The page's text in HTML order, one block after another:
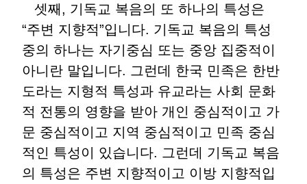
셋째, 기독교 복음의 또 하나의 특성은
“주변 지향적”입니다. 기독교 복음의 특성
중의 하나는 자기중심 또는 중앙 집중적이
아니란 말입니다. 그런데 한국 민족은 한반
도라는 지형적 특성과 유교라는 사회 문화
적 전통의 영향을 받아 개인 중심적이고 가
문 중심적이고 지역 중심적이고 민족 중심
적인 특성이 있습니다. 그런데 기독교 복음
의 특성은 주변 지향적이고 이방 지향적입